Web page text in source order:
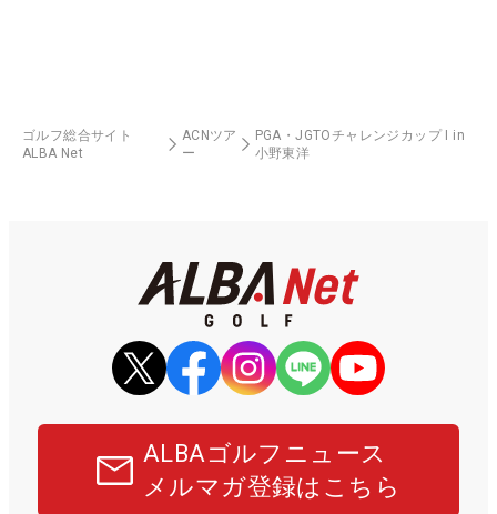
ゴルフ総合サイト
ALBA Net
ACNツア
ー
PGA・JGTOチャレンジカップ I in
小野東洋
ALBAゴルフニュース
メルマガ登録はこちら